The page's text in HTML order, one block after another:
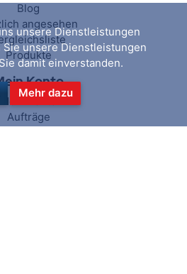
Blog
angesehen
Produkte
Konto
Mein Konto
Aufträge
unsere Dienstleistungen
Sie unsere Dienstleistungen
damit einverstanden.
Mehr dazu